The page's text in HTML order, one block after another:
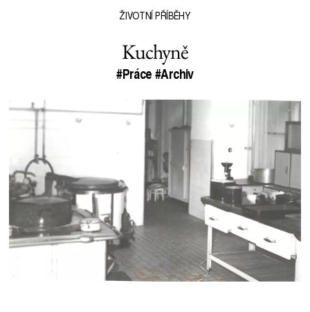
ŽIVOTNÍ PŘÍBĚHY
Kuchyně
#Práce#Archiv